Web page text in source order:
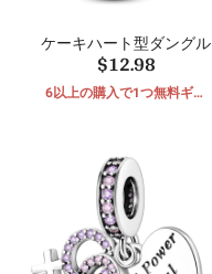
ケーキハート型ダングル
$12.98
6以上の購入で1つ無料ギフ